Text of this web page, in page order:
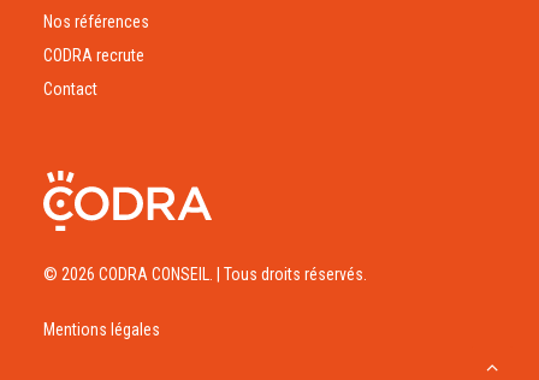
Nos références
CODRA recrute
Contact
© 2026 CODRA CONSEIL. | Tous droits réservés.
Mentions légales